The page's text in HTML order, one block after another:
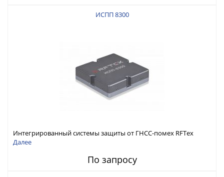
ИСПП 8300
Интегрированный системы защиты от ГНСС-помех RFТех
ИСПП 8300
Далее
По запросу